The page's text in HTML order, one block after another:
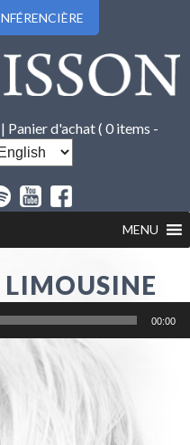
Panier d'achat ( 0 items -
MENU
00:00